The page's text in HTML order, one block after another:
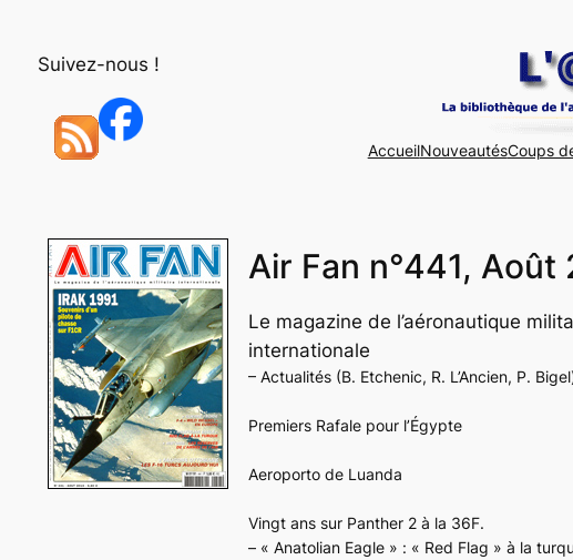
Suivez-nous !
AccueilNouveautésCoups
Air Fan n°441, Août
Le magazine de l’aéronautique
internationale
– Actualités (B. Etchenic, R. L’Ancien, P.
Premiers Rafale pour l’Égypte
Aeroporto de Luanda
Vingt ans sur Panther 2 à la 36F.
– « Anatolian Eagle » : « Red Flag » à la